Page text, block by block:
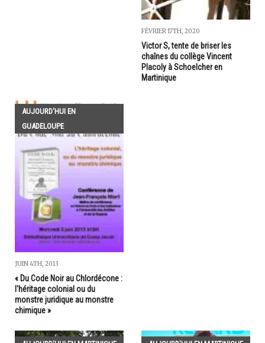
FÉVRIER 17TH, 2020
Victor S, tente de briser les
chaînes du collège Vincent
Placoly à Schoelcher en
Martinique
AUJOURD'HUI EN
GUADELOUPE
JUIN 4TH, 2013
« Du Code Noir au Chlordécone :
l'héritage colonial ou du
monstre juridique au monstre
chimique »